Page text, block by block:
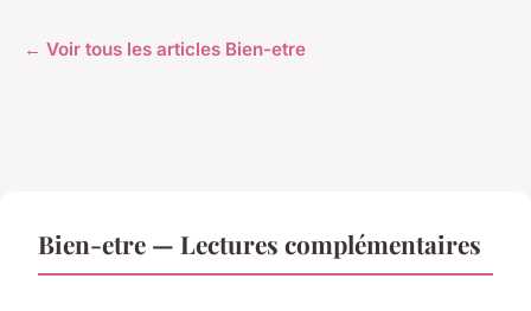
← Voir tous les articles Bien-etre
Bien-etre — Lectures complémentaires